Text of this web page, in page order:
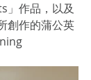
」作品，以及
創作的蒲公英